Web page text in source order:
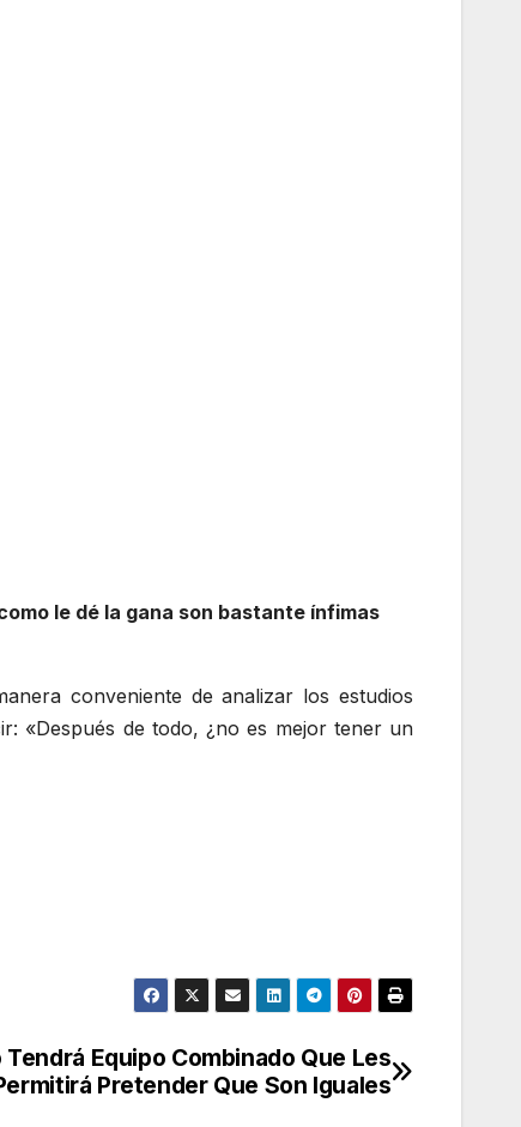
le dé la gana son bastante ínfimas
conveniente de analizar los estudios
«Después de todo, ¿no es mejor tener un
Equipo Combinado Que Les
Pretender Que Son Iguales